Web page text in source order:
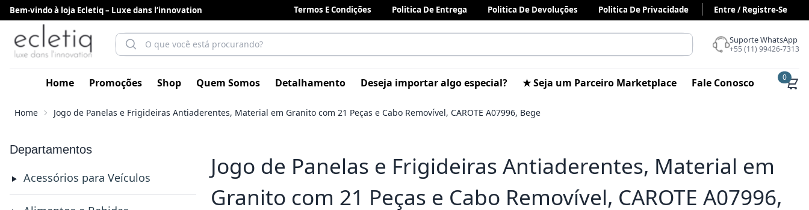
Bem-vindo à loja Ecletiq – Luxe dans l’innovation Termos E Condições Politica De Entrega Politica De Devoluções Politica De Privacidade Entre / Registre-Se
Suporte WhatsApp
+55 (11) 99426-7313
Home Promoções Shop Quem Somos Detalhamento Deseja importar algo especial? ★ Seja um Parceiro Marketplace Fale Conosco 0
Home Jogo de Panelas e Frigideiras Antiaderentes, Material em Granito com 21 Peças e Cabo Removível, CAROTE A07996, Bege
Departamentos
Acessórios para Veículos
Jogo de Panelas e Frigideiras Antiaderentes, Material em
Granito com 21 Peças e Cabo Removível, CAROTE A07996,